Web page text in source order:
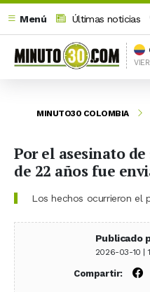
Menú
Últimas noticias
MINUTO30 COLOMBIA
Por el asesinato
de 22 años fue
Los hechos ocurrieron el
Publicado
2026-03-10 |
Compartir: